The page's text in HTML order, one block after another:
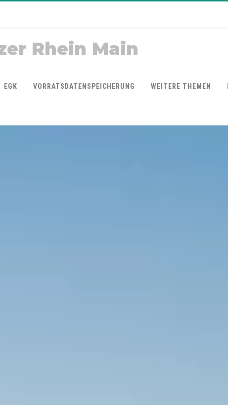
Rhein Main
EGK VORRATSDATENSPEICHERUNG WEITERE THEMEN